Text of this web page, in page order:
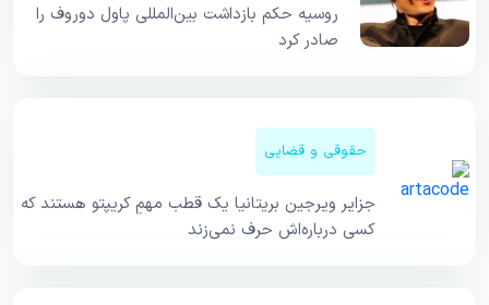
روسیه حکم بازداشت بین‌المللی پاول دوروف را
صادر کرد
حقوقی و قضایی
جزایر ویرجین بریتانیا یک قطب مهمِ کریپتو هستند که
کسی درباره‌اش حرف نمی‌زند